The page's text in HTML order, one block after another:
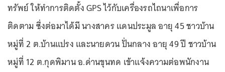
ทรัพย์ ให้ทำการติดตั้ง GPS ไว้กับเครื่องรถไถนาเพื่อการ
ติดตาม ซึ่งต่อมาได้มี นางสาคร แดนประมูล อายุ 45 ชาวบ้าน
หมู่ที่ 2 ต.บ้านแปรง และนายดวน ปั่นกลาง อายุ 49 ปี ชาวบ้าน
หมู่ที่ 12 ต.กุดพิมาน อ.ด่านขุนทด เข้าแจ้งความต่อพนักงาน